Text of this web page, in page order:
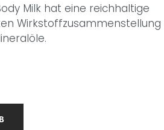
Milk hat eine reichhaltige
Wirkstoffzusammenstellung